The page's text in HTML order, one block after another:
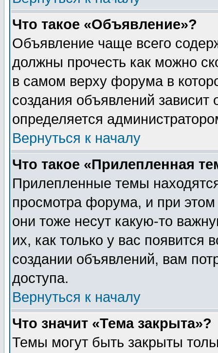
Что такое «Объявление»?
Объявление чаще всего
должны прочесть как можно
в самом верху форума в
создания объявлений зависит
определяется
Вернуться к началу
Что такое «Прилепленная
Прилепленные темы
просмотра форума, и при
они тоже несут какую-то
их, как только у вас появится
создании объявлений, вам
доступа.
Вернуться к началу
Что значит «Тема закрыта»?
Темы могут быть закрыты